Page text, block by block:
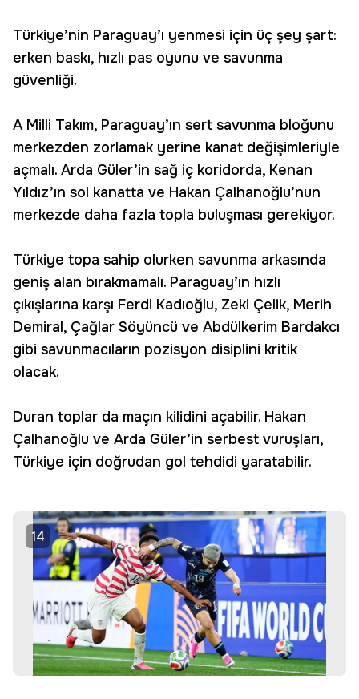
Türkiye’nin Paraguay’ı yenmesi için üç şey şart:
erken baskı, hızlı pas oyunu ve savunma
güvenliği.
A Milli Takım, Paraguay’ın sert savunma bloğunu
merkezden zorlamak yerine kanat değişimleriyle
açmalı. Arda Güler’in sağ iç koridorda, Kenan
Yıldız’ın sol kanatta ve Hakan Çalhanoğlu’nun
merkezde daha fazla topla buluşması gerekiyor.
Türkiye topa sahip olurken savunma arkasında
geniş alan bırakmamalı. Paraguay’ın hızlı
çıkışlarına karşı Ferdi Kadıoğlu, Zeki Çelik, Merih
Demiral, Çağlar Söyüncü ve Abdülkerim Bardakcı
gibi savunmacıların pozisyon disiplini kritik
olacak.
Duran toplar da maçın kilidini açabilir. Hakan
Çalhanoğlu ve Arda Güler’in serbest vuruşları,
Türkiye için doğrudan gol tehdidi yaratabilir.
14